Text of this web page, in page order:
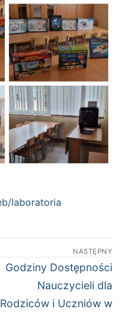
laboratoria
NASTĘPNY
Następny
Godziny Dostępności
Nauczycieli dla
Rodziców i Uczniów w